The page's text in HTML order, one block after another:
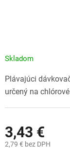
3,43 €
2,79 € bez DPH
Skladom
Plávajúci
určený na